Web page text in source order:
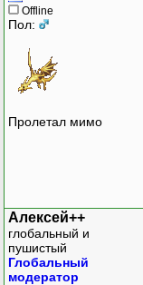
Offline
Пол:
Пролетал мимо
Алексей++
глобальный и
пушистый
Глобальный
модератор